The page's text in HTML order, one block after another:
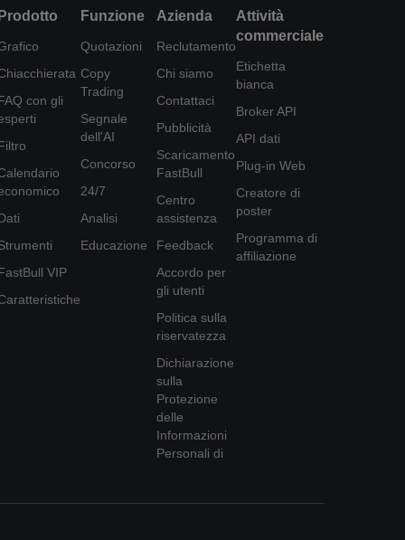
Prodotto
con gli
VIP
Funzione
Quotazioni
Copy
Trading
Segnale
dell'AI
Concorso
24/7
Analisi
Educazione
Azienda
Reclutamento
Chi siamo
Contattaci
Pubblicità
Scaricamento
FastBull
Centro
assistenza
Feedback
Accordo per
gli utenti
Politica sulla
riservatezza
Dichiarazione
sulla
Protezione
delle
Informazioni
Personali di
Attività
commerciale
Etichetta
bianca
Broker API
API dati
Plug-in Web
Creatore di
poster
Programma di
affiliazione